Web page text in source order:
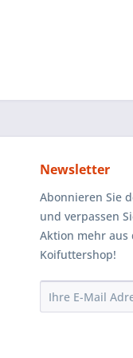
Newsletter
Abonnieren Sie
und verpassen
Aktion mehr aus
Koifuttershop!